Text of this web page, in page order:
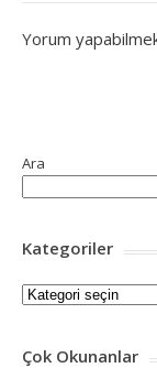
Yorum
Ara
Kategoriler
Kategoriler
Çok Okunanlar